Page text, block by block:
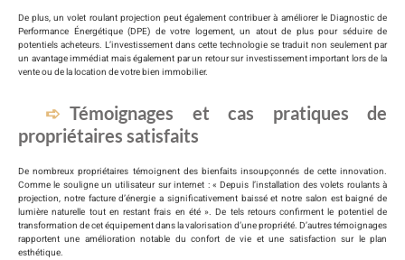
De plus, un volet roulant projection peut également contribuer à améliorer le Diagnostic de
Performance Énergétique (DPE) de votre logement, un atout de plus pour séduire de
potentiels acheteurs. L’investissement dans cette technologie se traduit non seulement par
un avantage immédiat mais également par un retour sur investissement important lors de la
vente ou de la location de votre bien immobilier.
Témoignages et cas pratiques de
propriétaires satisfaits
De nombreux propriétaires témoignent des bienfaits insoupçonnés de cette innovation.
Comme le souligne un utilisateur sur internet : « Depuis l’installation des volets roulants à
projection, notre facture d’énergie a significativement baissé et notre salon est baigné de
lumière naturelle tout en restant frais en été ». De tels retours confirment le potentiel de
transformation de cet équipement dans la valorisation d’une propriété. D’autres témoignages
rapportent une amélioration notable du confort de vie et une satisfaction sur le plan
esthétique.